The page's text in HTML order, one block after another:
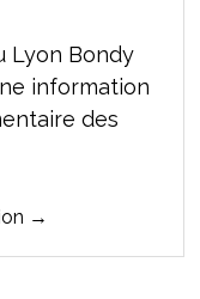
Lyon Bondy
information
des
→